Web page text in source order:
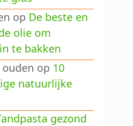
op De beste en
olie om
te bakken
op 10
natuurlijke
gezond